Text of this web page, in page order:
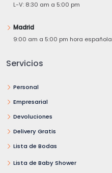
L-V: 8:30 am a 5:00 pm
Madrid
9:00 am a 5:00 pm hora española
Servicios
Personal
Empresarial
Devoluciones
Delivery Gratis
Lista de Bodas
Lista de Baby Shower